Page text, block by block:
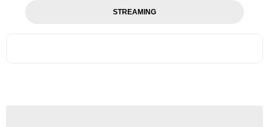
STREAMING